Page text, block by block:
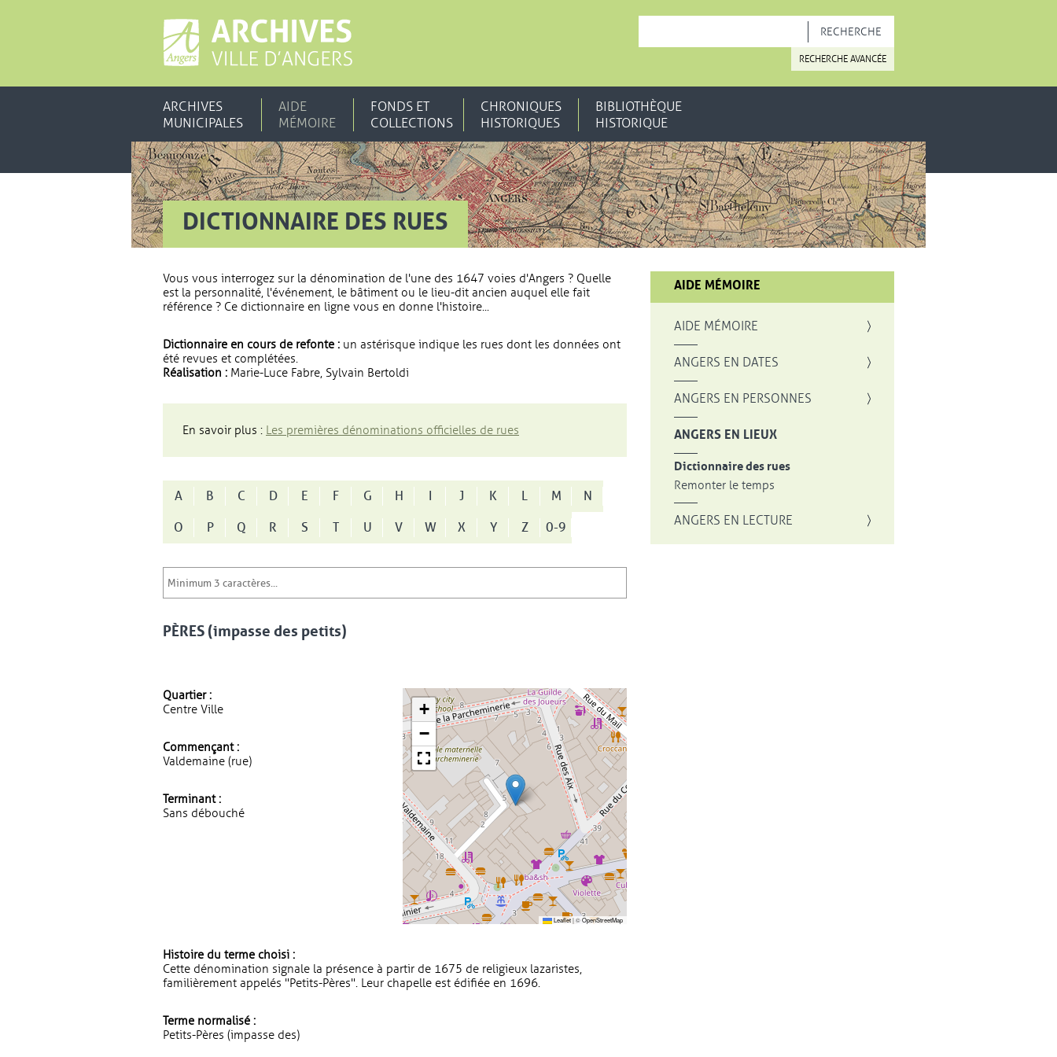
RECHERCHE AVANCÉE
ARCHIVES
MUNICIPALES
AIDE
MÉMOIRE
FONDS ET
COLLECTIONS
CHRONIQUES
HISTORIQUES
BIBLIOTHÈQUE
HISTORIQUE
DICTIONNAIRE DES RUES
Vous vous interrogez sur la dénomination de l'une des 1647 voies d'Angers ? Quelle
est la personnalité, l'événement, le bâtiment ou le lieu-dit ancien auquel elle fait
référence ? Ce dictionnaire en ligne vous en donne l'histoire...
Dictionnaire en cours de refonte : un astérisque indique les rues dont les données ont
été revues et complétées.
Réalisation : Marie-Luce Fabre, Sylvain Bertoldi
En savoir plus : Les premières dénominations officielles de rues
A B C D E F G H I J K L M
N
O
P Q R S T U V W X Y Z 0-9
PÈRES (impasse des petits)
Quartier :
Centre Ville
Commençant :
Valdemaine (rue)
Terminant :
Sans débouché
+
−
Leaflet|©OpenStreetMap
Histoire du terme choisi :
Cette dénomination signale la présence à partir de 1675 de religieux lazaristes,
familièrement appelés "Petits-Pères". Leur chapelle est édifiée en 1696.
Terme normalisé :
Petits-Pères (impasse des)
AIDE MÉMOIRE
AIDE MÉMOIRE
ANGERS EN DATES
ANGERS EN PERSONNES
ANGERS EN LIEUX
Dictionnaire des rues
Remonter le temps
ANGERS EN LECTURE